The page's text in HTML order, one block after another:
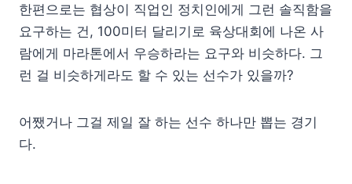
한편으로는 협상이 직업인 정치인에게 그런 솔직함을
요구하는 건, 100미터 달리기로 육상대회에 나온 사
람에게 마라톤에서 우승하라는 요구와 비슷하다. 그
런 걸 비슷하게라도 할 수 있는 선수가 있을까?
어쨌거나 그걸 제일 잘 하는 선수 하나만 뽑는 경기
다.